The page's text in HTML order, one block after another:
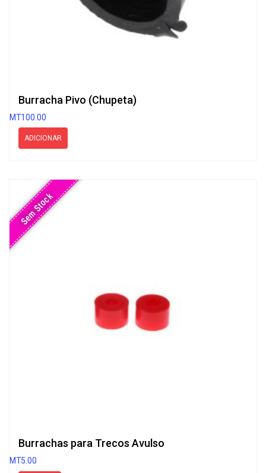
Burracha Pivo (Chupeta)
MT100.00
ADICIONAR
Sem Stock
Burrachas para Trecos Avulso
MT5.00